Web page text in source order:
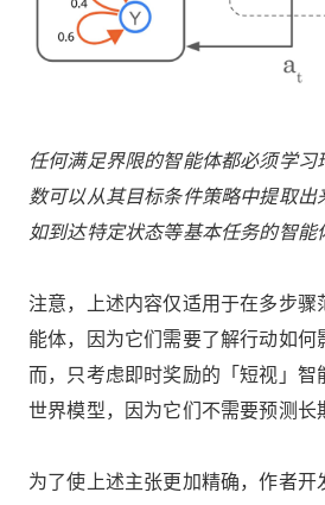
任何满足界限的智能体都必须学
数可以从其目标条件策略中提取
如到达特定状态等基本任务的智能
注意，上述内容仅适用于在多步骤
能体，因为它们需要了解行动如何
而，只考虑即时奖励的「短视」智
世界模型，因为它们不需要预测长
为了使上述主张更加精确，作者开